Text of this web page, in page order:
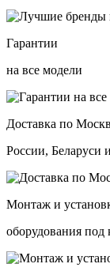
Гарантии
на все модели
Доставка по
России, Беларуси
Монтаж и
оборудования под